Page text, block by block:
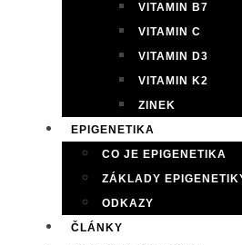
VITAMIN B7
VITAMIN C
VITAMIN D3
VITAMIN K2
ZINEK
EPIGENETIKA
CO JE EPIGENETIKA
ZÁKLADY
ODKAZY
ČLÁNKY